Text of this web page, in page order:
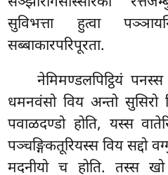
सुविभत्ता हुत्वा
सब्बाकारपरिपूरता.
नेमिमण्डलपिट्ठियं
धमनवंसो विय अन्तो सुसिरो
पवाळदण्डो होति, यस्स
पञ्चङ्गिकतूरियस्स विय सद्दो
मदनीयो च होति. तस्स